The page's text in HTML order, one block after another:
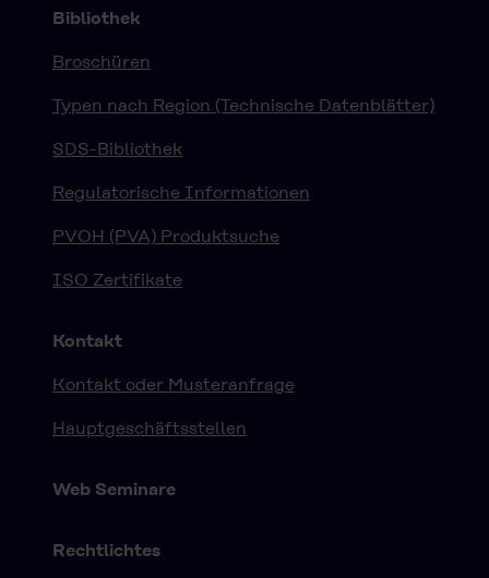
Bibliothek
Broschüren
Typen nach Region (Technische Datenblätter)
SDS-Bibliothek
Regulatorische Informationen
PVOH (PVA) Produktsuche
ISO Zertifikate
Kontakt
Kontakt oder Musteranfrage
Hauptgeschäftsstellen
Web Seminare
Rechtlichtes